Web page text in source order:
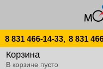
8 831 466-14-33, 8 831
Корзина
В корзине пусто